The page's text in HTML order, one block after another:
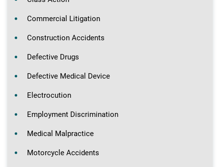
Commercial Litigation
Construction Accidents
Defective Drugs
Defective Medical Device
Electrocution
Employment Discrimination
Medical Malpractice
Motorcycle Accidents